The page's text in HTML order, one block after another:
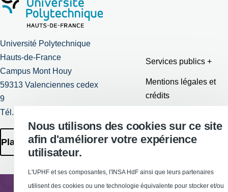
Université Polytechnique
Hauts-de-France
Campus Mont Houy
59313 Valenciennes cedex
9
Tél. : 03 27 51 12 34
Plan des Campus
Services publics +
Mentions légales et
crédits
d'amélioration
Nous utilisons des cookies sur ce site
afin d'améliorer votre expérience
utilisateur.
L'UPHF et ses composantes, l'INSA HdF ainsi que leurs partenaires
utilisent des cookies ou une technologie équivalente pour stocker et/ou